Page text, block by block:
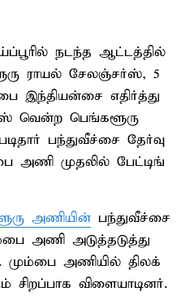
நடந்த ஆட்டத்தில்
ராயல் சேலஞ்சர்ஸ், 5
இந்தியன்சை எதிர்த்து
வென்ற பெங்களூரு
பந்துவீச்சை தேர்வு
அணி முதலில் பேட்டிங்
அணியின் பந்துவீச்சை
அணி அடுத்தடுத்து
மும்பை அணியில் திலக்
சிறப்பாக விளையாடினர்.